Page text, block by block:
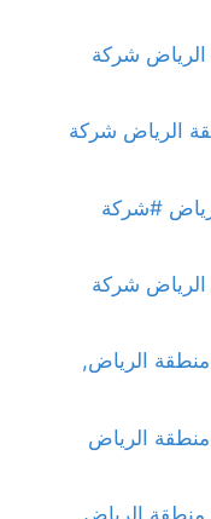
الرياض شركة
الرياض شركة
#شركة
شركة
الرياض,
الرياض